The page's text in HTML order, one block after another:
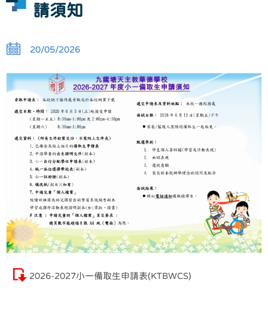
請須知
20/05/2026
2026-2027小一備取生申請表(KTBWCS)